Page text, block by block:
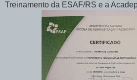
Treinamento da ESAF/RS e a